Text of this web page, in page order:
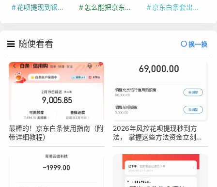
花呗提现到银行卡 怎么能把京东白条额度钱套出来 京东白条套出来手续费多少
随便看看 换一换
最棒的！京东白条使用指南（附
带详细教程）
2026年风控花呗提现秒到方
法， 掌握这些方法资金立刻到
手